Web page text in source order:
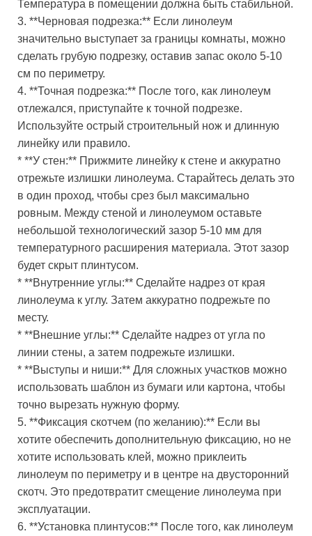
Температура в помещении должна быть стабильной.
3. **Черновая подрезка:** Если линолеум
значительно выступает за границы комнаты, можно
сделать грубую подрезку, оставив запас около 5-10
см по периметру.
4. **Точная подрезка:** После того, как линолеум
отлежался, приступайте к точной подрезке.
Используйте острый строительный нож и длинную
линейку или правило.
* **У стен:** Прижмите линейку к стене и аккуратно
отрежьте излишки линолеума. Старайтесь делать это
в один проход, чтобы срез был максимально
ровным. Между стеной и линолеумом оставьте
небольшой технологический зазор 5-10 мм для
температурного расширения материала. Этот зазор
будет скрыт плинтусом.
* **Внутренние углы:** Сделайте надрез от края
линолеума к углу. Затем аккуратно подрежьте по
месту.
* **Внешние углы:** Сделайте надрез от угла по
линии стены, а затем подрежьте излишки.
* **Выступы и ниши:** Для сложных участков можно
использовать шаблон из бумаги или картона, чтобы
точно вырезать нужную форму.
5. **Фиксация скотчем (по желанию):** Если вы
хотите обеспечить дополнительную фиксацию, но не
хотите использовать клей, можно приклеить
линолеум по периметру и в центре на двусторонний
скотч. Это предотвратит смещение линолеума при
эксплуатации.
6. **Установка плинтусов:** После того, как линолеум